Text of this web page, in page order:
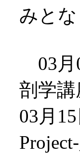
みとな
03月
剖学
03月